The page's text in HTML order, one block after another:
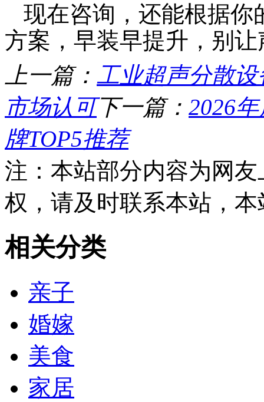
现在咨询，还能根据你
方案，早装早提升，别
上一篇： 工业超声分散
市场认可下一篇： 2026
牌TOP5推荐
注：本站部分内容为网
权，请及时联系本站，
相关分类
亲子
婚嫁
美食
家居